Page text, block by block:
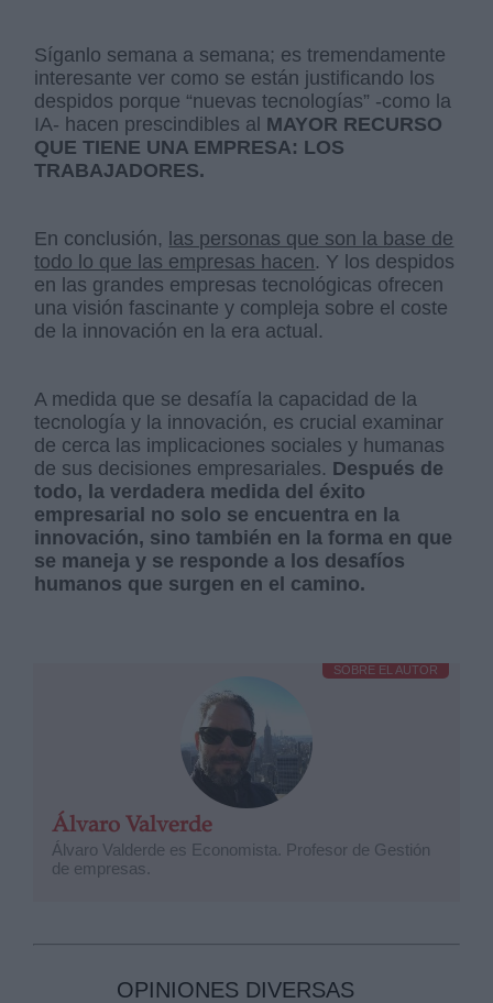
Síganlo semana a semana; es tremendamente
interesante ver como se están justificando los
despidos porque “nuevas tecnologías” -como la
IA- hacen prescindibles al MAYOR RECURSO
QUE TIENE UNA EMPRESA: LOS
TRABAJADORES.
En conclusión, las personas que son la base de
todo lo que las empresas hacen. Y los despidos
en las grandes empresas tecnológicas ofrecen
una visión fascinante y compleja sobre el coste
de la innovación en la era actual.
A medida que se desafía la capacidad de la
tecnología y la innovación, es crucial examinar
de cerca las implicaciones sociales y humanas
de sus decisiones empresariales. Después de
todo, la verdadera medida del éxito
empresarial no solo se encuentra en la
innovación, sino también en la forma en que
se maneja y se responde a los desafíos
humanos que surgen en el camino.
SOBRE EL AUTOR
Álvaro Valverde
Álvaro Valderde es Economista. Profesor de Gestión
de empresas.
OPINIONES DIVERSAS